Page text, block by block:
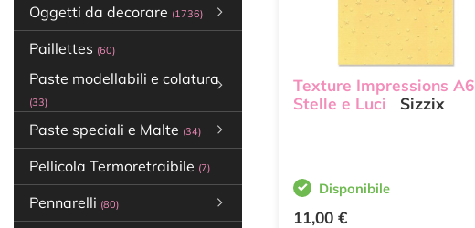
Oggetti da decorare (1736)
Paillettes (60)
Paste modellabili e colatura
(33)
Paste speciali e Malte (34)
Pellicola Termoretraibile (7)
Pennarelli (80)
Texture Impressions A6
Stelle e Luci
Sizzix
Disponibile
11,00 €